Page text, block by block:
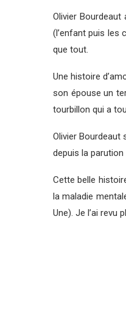
Olivier
(l’enfant puis les
que tout.
Une histoire
son épouse un
tourbillon qui a
Olivier Bourdeaut
depuis la
Cette belle
la maladie
Une). Je l’ai revu